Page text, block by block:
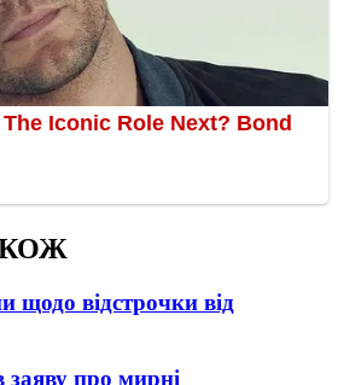
щодо відстрочки від
заяву про мирні